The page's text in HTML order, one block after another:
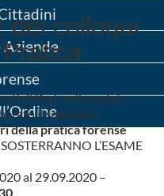
Aziende
dei colloqui
di Bari, nella seduta
il seguente
della pratica forense
L’ESAME
al 29.09.2020 –